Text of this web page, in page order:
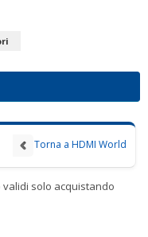
Torna a HDMI World
solo acquistando